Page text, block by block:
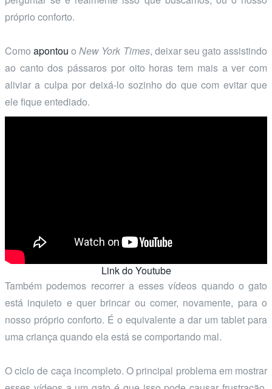
próprio conforto.
Comoapontou oNew York Times, deixar seu gato assistindo
ao canto dos pássaros por oito horas tem mais a ver com
aliviar a culpa por deixá-lo sozinho do que com evitar que
ele fique entediado.
Link do Youtube
Também podemos recorrer a esses vídeos quando o gato
está inquieto e quer brincar ou comer, novamente, para o
nosso próprio conforto. É o equivalente a dar um tablet para
uma criança quando ela está se comportando mal.
O ciclo de caça incompleto. O principal problema em mostrar